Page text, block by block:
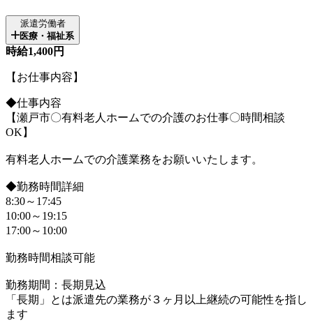
派遣労働者
医療・福祉系
時給1,400円
【お仕事内容】
◆仕事内容
【瀬戸市〇有料老人ホームでの介護のお仕事〇時間相談
OK】
有料老人ホームでの介護業務をお願いいたします。
◆勤務時間詳細
8:30～17:45
10:00～19:15
17:00～10:00
勤務時間相談可能
勤務期間：長期見込
「長期」とは派遣先の業務が３ヶ月以上継続の可能性を指し
ます